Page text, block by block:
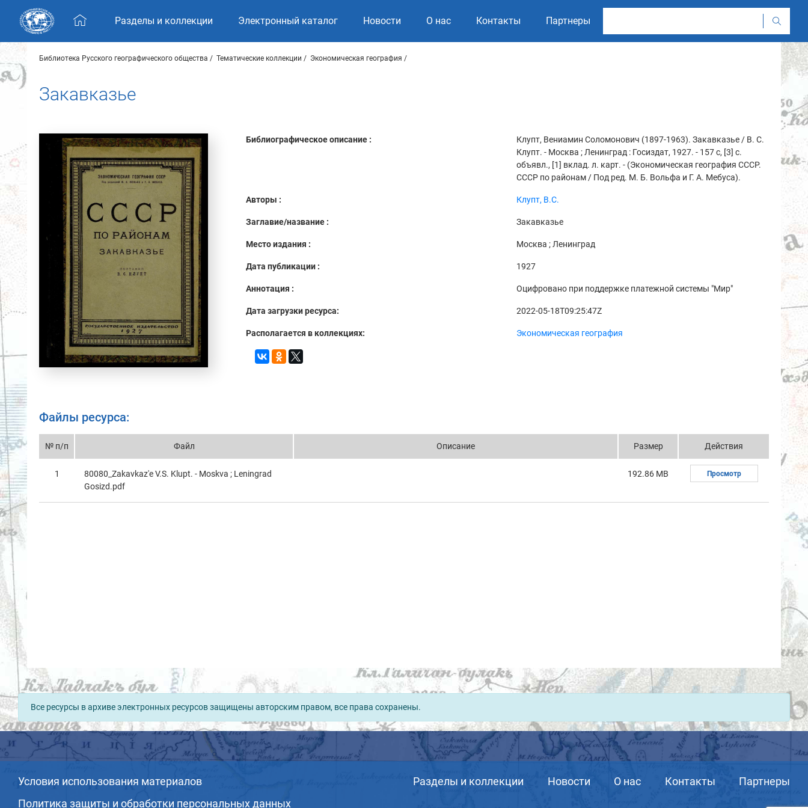
Skip navigation
Разделы и коллекции Электронный каталог Новости О нас Контакты Партнеры
Библиотека Русского географического общества Тематические коллекции Экономическая география
Закавказье
Библиографическое описание :
Клупт, Вениамин Соломонович (1897-1963). Закавказье / В. С.
Клупт. - Москва ; Ленинград : Госиздат, 1927. - 157 с, [3] с.
объявл., [1] вклад. л. карт. - (Экономическая география СССР.
СССР по районам / Под ред. М. Б. Вольфа и Г. А. Мебуса).
Авторы : Клупт, В.С.
Заглавие/название : Закавказье
Место издания : Москва ; Ленинград
Дата публикации : 1927
Аннотация : Оцифровано при поддержке платежной системы "Мир"
Дата загрузки ресурса: 2022-05-18T09:25:47Z
Располагается в коллекциях: Экономическая география
Файлы ресурса:
№ п/п Файл Описание Размер Действия
1
80080_Zakavkaz'e V.S. Klupt. - Moskva ; Leningrad
Gosizd.pdf
192.86 MB Просмотр
Все ресурсы в архиве электронных ресурсов защищены авторским правом, все права сохранены.
Условия использования материалов
Политика защиты и обработки персональных данных
Разделы и коллекции Новости О нас Контакты Партнеры